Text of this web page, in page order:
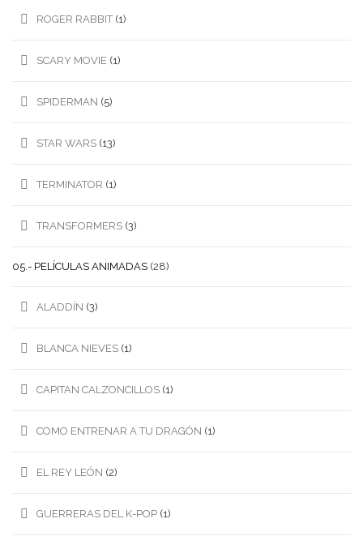
ROGER RABBIT (1)
SCARY MOVIE (1)
SPIDERMAN (5)
STAR WARS (13)
TERMINATOR (1)
TRANSFORMERS (3)
05.- PELÍCULAS ANIMADAS (28)
ALADDÍN (3)
BLANCA NIEVES (1)
CAPITAN CALZONCILLOS (1)
COMO ENTRENAR A TU DRAGÓN (1)
EL REY LEÓN (2)
GUERRERAS DEL K-POP (1)